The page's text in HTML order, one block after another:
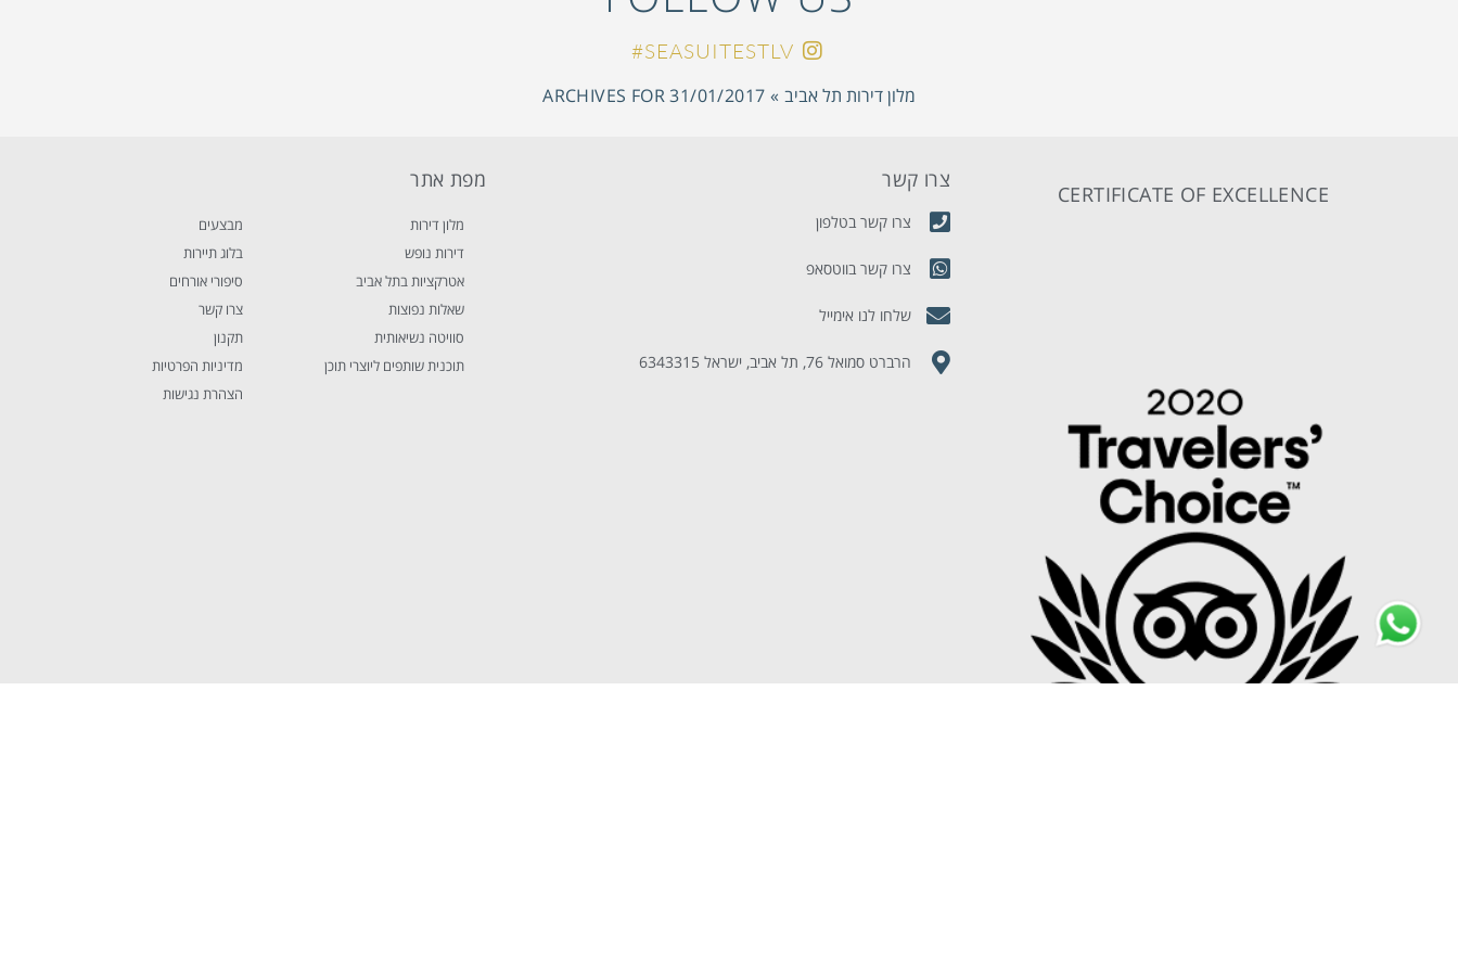
SEASUITESTLV#
מלון דירות תל אביב »
ARCHIVES FOR 31/01/2017
CERTIFICATE OF EXCELLENCE
צרו קשר
צרו קשר בטלפון
צרו קשר בווטסאפ
שלחו לנו אימייל
הרברט סמואל 76, תל אביב, ישראל 6343315
מפת אתר
מלון דירות
דירות נופש
אטרקציות בתל אביב
שאלות נפוצות
סוויטה נשיאותית
תוכנית שותפים ליוצרי תוכן
מבצעים
בלוג תיירות
סיפורי אורחים
צרו קשר
תקנון
מדיניות הפרטיות
הצהרת נגישות